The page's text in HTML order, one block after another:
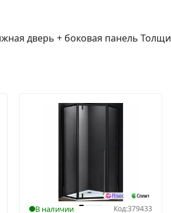
дверь + боковая панель
В наличии Код:379433